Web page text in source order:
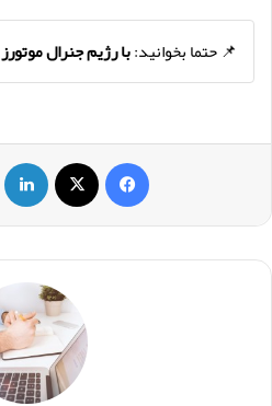
📌 حتما بخوانید:با رژیم جنرال موتورز 6کیلو درهفته کم کنید